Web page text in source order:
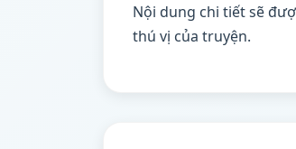
Nội dung chi tiết sẽ
thú vị của truyện.